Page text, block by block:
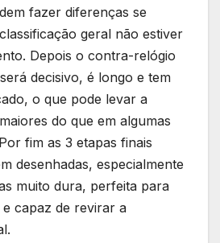
fazer diferenças se
geral não estiver
Depois o contra-relógio
decisivo, é longo e tem
o que pode levar a
do que em algumas
fim as 3 etapas finais
desenhadas, especialmente
muito dura, perfeita para
capaz de revirar a